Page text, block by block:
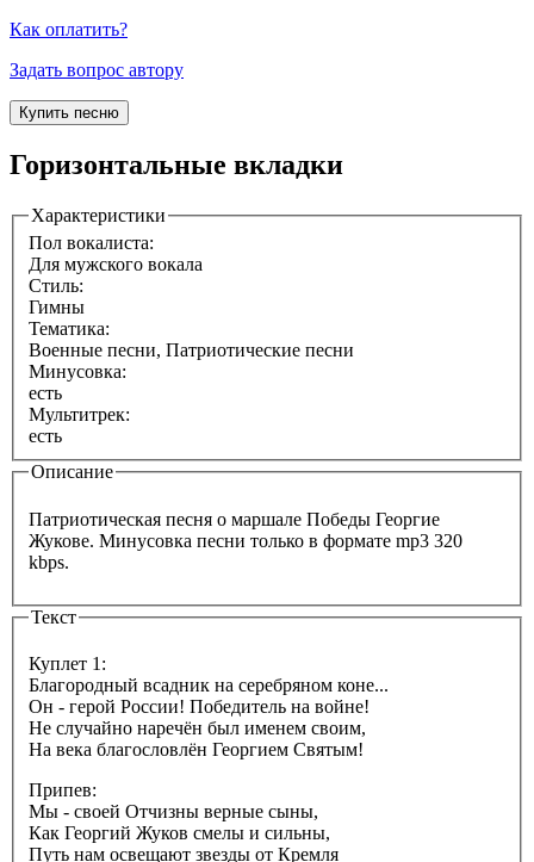
Как оплатить?
Задать вопрос автору
Горизонтальные вкладки
Характеристики
Пол вокалиста:
Для мужского вокала
Стиль:
Гимны
Тематика:
Военные песни, Патриотические песни
Минусовка:
есть
Мультитрек:
есть
Описание
Патриотическая песня о маршале Победы Георгие
Жукове. Минусовка песни только в формате mp3 320
kbps.
Текст
Куплет 1:
Благородный всадник на серебряном коне...
Он - герой России! Победитель на войне!
Не случайно наречён был именем своим,
На века благословлён Георгием Святым!
Припев:
Мы - своей Отчизны верные сыны,
Как Георгий Жуков смелы и сильны,
Путь нам освещают звезды от Кремля